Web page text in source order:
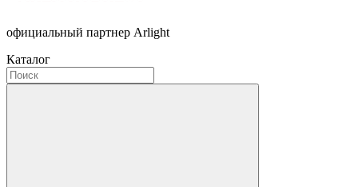
официальный партнер Arlight
Каталог